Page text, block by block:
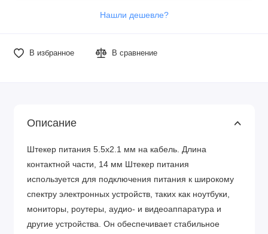
Нашли дешевле?
В избранное В сравнение
Описание
Штекер питания 5.5х2.1 мм на кабель. Длина
контактной части, 14 мм Штекер питания
используется для подключения питания к широкому
спектру электронных устройств, таких как ноутбуки,
мониторы, роутеры, аудио- и видеоаппаратура и
другие устройства. Он обеспечивает стабильное